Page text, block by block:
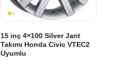
15 inç 4×100 Silver Jant
Takımı Honda Civic VTEC2
Uyumlu